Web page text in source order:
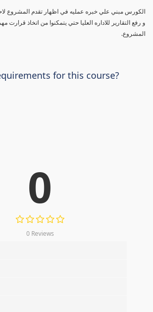
الكورس مبني علي خبره عمليه في اظهار تقدم المشروع
و رفع التقارير للاداره العليا حتي يتمكنوا من اتخاذ قرارت
المشروع.
for this course?
0
0 Reviews